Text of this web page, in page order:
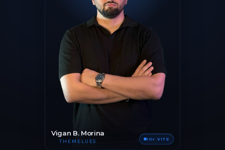
Vigan B. Morina
THEMELUES 10+ VITE